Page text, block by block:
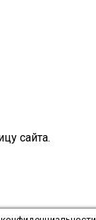
сайта.